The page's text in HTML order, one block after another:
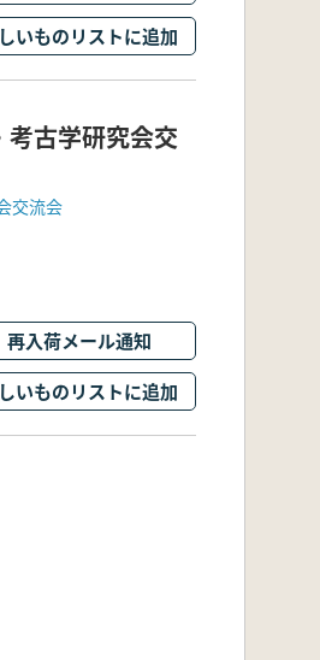
いものリストに追加
古学研究会交
交流会
再入荷メール通知
いものリストに追加